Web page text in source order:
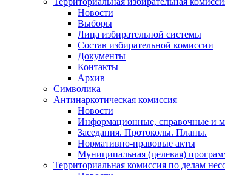
Новости
Выборы
Лица избирательной системы
Состав избирательной комиссии
Документы
Контакты
Архив
Символика
Антинаркотическая комиссия
Новости
Информационные, справочные и
Заседания. Протоколы. Планы.
Нормативно-правовые акты
Муниципальная (целевая)
Территориальная комиссия по делам